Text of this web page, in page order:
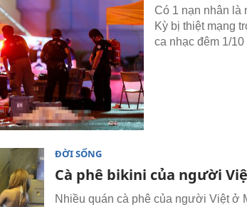
Có 1 nạn nhân là
Kỳ bị thiệt mạng
ca nhạc đêm 1/10
ĐỜI SỐNG
Cà phê bikini của người
Nhiều quán cà phê của người Việt ở